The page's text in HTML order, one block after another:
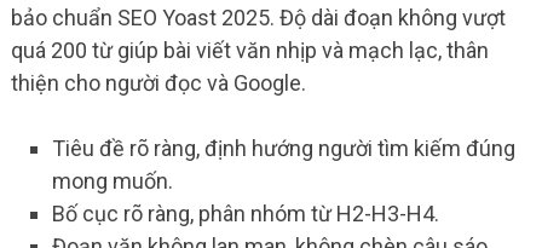
bảo chuẩn SEO Yoast 2025. Độ dài đoạn không vượt
quá 200 từ giúp bài viết văn nhịp và mạch lạc, thân
thiện cho người đọc và Google.
Tiêu đề rõ ràng, định hướng người tìm kiếm đúng
mong muốn.
Bố cục rõ ràng, phân nhóm từ H2-H3-H4.